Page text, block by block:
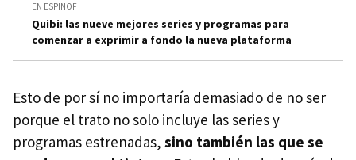
EN ESPINOF
Quibi: las nueve mejores series y programas para
comenzar a exprimir a fondo la nueva plataforma
Esto de por sí no importaría demasiado de no ser
porque el trato no solo incluye las series y
programas estrenadas, sino también las que se